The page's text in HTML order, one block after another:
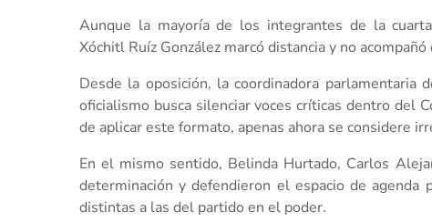
Aunque la mayoría de los integrantes de la
Xóchitl Ruíz González marcó distancia y no
Desde la oposición, la coordinadora
oficialismo busca silenciar voces críticas dentro del
de aplicar este formato, apenas ahora se considere
En el mismo sentido, Belinda Hurtado, Carlos
determinación y defendieron el espacio de
distintas a las del partido en el poder.